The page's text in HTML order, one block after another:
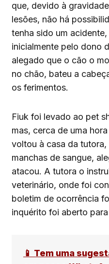
que, devido à
lesões, não há
tenha sido um
inicialmente pelo dono
alegado que o cão o
no chão, bateu a
os ferimentos.
Fiuk foi levado ao pet
mas, cerca de uma
voltou à casa da
manchas de sangue,
atacou. A tutora o
veterinário, onde foi
boletim de ocorrência
inquérito foi aberto
📱 Tem uma